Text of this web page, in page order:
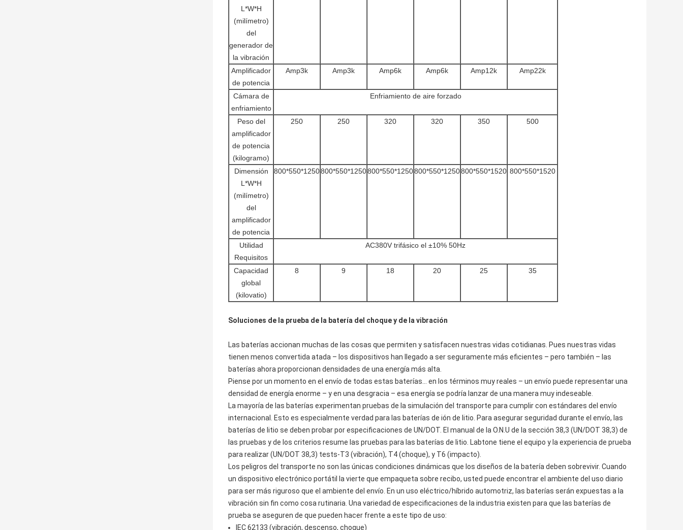
L*W*H
(milímetro)
del
generador de
la vibración
Amplificador
de potencia
Amp3k Amp3k Amp6k Amp6k Amp12k Amp22k
Cámara de
enfriamiento
Enfriamiento de aire forzado
Peso del
amplificador
de potencia
(kilogramo)
250 250 320 320 350 500
Dimensión
L*W*H
(milímetro)
del
amplificador
de potencia
800*550*1250800*550*1250800*550*1250800*550*1250800*550*1520 800*550*1520
Utilidad
Requisitos
AC380V trifásico el ±10% 50Hz
Capacidad
global
(kilovatio)
8 9 18 20 25 35
Soluciones de la prueba de la batería del choque y de la vibración
Las baterías accionan muchas de las cosas que permiten y satisfacen nuestras vidas cotidianas. Pues nuestras vidas
tienen menos convertida atada – los dispositivos han llegado a ser seguramente más eficientes – pero también – las
baterías ahora proporcionan densidades de una energía más alta.
Piense por un momento en el envío de todas estas baterías… en los términos muy reales – un envío puede representar una
densidad de energía enorme – y en una desgracia – esa energía se podría lanzar de una manera muy indeseable.
La mayoría de las baterías experimentan pruebas de la simulación del transporte para cumplir con estándares del envío
internacional. Esto es especialmente verdad para las baterías de ión de litio. Para asegurar seguridad durante el envío, las
baterías de litio se deben probar por especificaciones de UN/DOT. El manual de la O.N.U de la sección 38,3 (UN/DOT 38,3) de
las pruebas y de los criterios resume las pruebas para las baterías de litio. Labtone tiene el equipo y la experiencia de prueba
para realizar (UN/DOT 38,3) tests-T3 (vibración), T4 (choque), y T6 (impacto).
Los peligros del transporte no son las únicas condiciones dinámicas que los diseños de la batería deben sobrevivir. Cuando
un dispositivo electrónico portátil la vierte que empaqueta sobre recibo, usted puede encontrar el ambiente del uso diario
para ser más riguroso que el ambiente del envío. En un uso eléctrico/híbrido automotriz, las baterías serán expuestas a la
vibración sin fin como cosa rutinaria. Una variedad de especificaciones de la industria existen para que las baterías de
prueba se aseguren de que pueden hacer frente a este tipo de uso:
IEC 62133 (vibración, descenso, choque)